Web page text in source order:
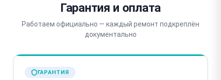
Гарантия и оплата
Работаем официально — каждый ремонт подкреплён
документально
ГАРАНТИЯ